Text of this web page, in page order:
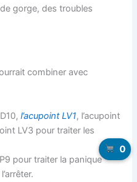
gorge, des troubles
combiner avec
l’acupoint LV1, l’acupoint
LV3 pour traiter les
pour traiter la panique
0